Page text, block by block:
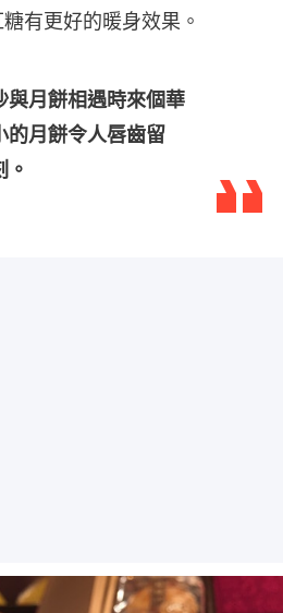
有更好的暖身效果。
與月餅相遇時來個華
的月餅令人唇齒留
。